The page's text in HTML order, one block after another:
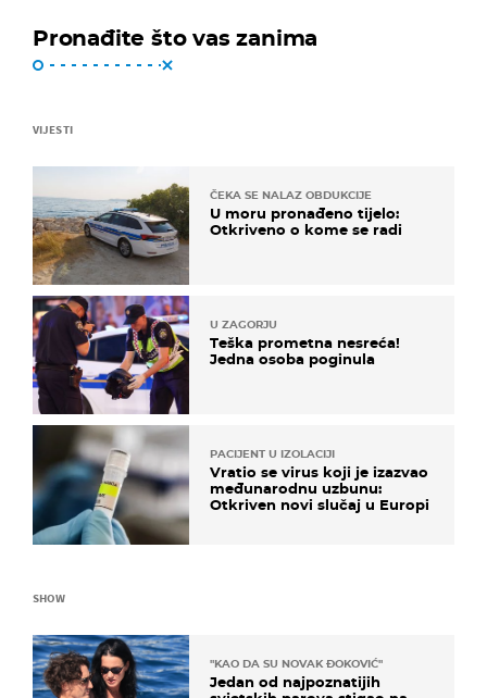
Pronađite što vas zanima
VIJESTI
ČEKA SE NALAZ OBDUKCIJE
U moru pronađeno tijelo:
Otkriveno o kome se radi
U ZAGORJU
Teška prometna nesreća!
Jedna osoba poginula
PACIJENT U IZOLACIJI
Vratio se virus koji je izazvao
međunarodnu uzbunu:
Otkriven novi slučaj u Europi
SHOW
"KAO DA SU NOVAK ĐOKOVIĆ"
Jedan od najpoznatijih